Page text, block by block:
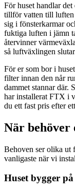
För huset handlar
tillför vatten till luften
sig i fönsterkarmar
fuktiga luften i jämn
återvinner
så luftväxlingen
För er som bor i
filter innan den når
dammet stannar där.
har installerat FTX i
du ett fast pris efter
När behöver
Behoven ser olika ut
vanligaste när vi
Huset bygger